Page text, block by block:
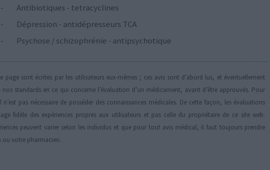
-
Antibiotiques - tetracyclines
-
Dépression - antidépresseurs TCA
- Psychose / schizophrénie - antipsychotique
page sont écrites par les utilisateurs eux-mêmes ; ces avis sont d’abord lus, et éventuellement
standards en ce qui concerne l’évaluation d’un médicament, avant d’être approuvés. Pour
pas nécessaire de posséder des connaissances médicales. De cette façon, les évaluations
fidèle des expériences propres aux utilisateurs et pas celle du propriétaire de ce site web.
peuvent varier selon les individus et que pour tout avis médical, il faut toujours prendre
ou votre pharmacien.